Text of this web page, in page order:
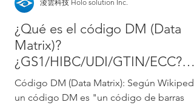
¿Qué es el código DM (Data
Matrix)?
¿GS1/HIBC/UDI/GTIN/ECC?
¡Descúbrelo en un artículo!
Código DM (Data Matrix): Según
un código DM es "un código de barras
淩雲科技 Holo solution Inc.